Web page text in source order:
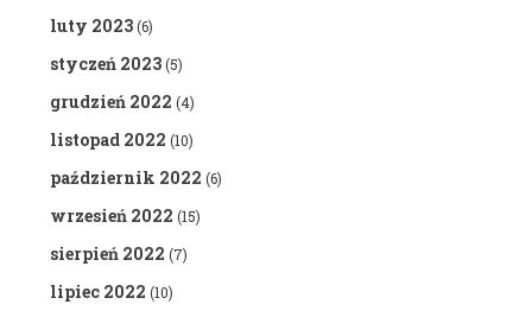
luty 2023(6)
styczeń 2023(5)
grudzień 2022 (4)
listopad 2022 (10)
październik 2022 (6)
wrzesień 2022 (15)
sierpień 2022 (7)
lipiec 2022 (10)